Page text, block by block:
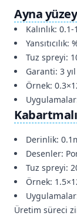
Ayna
Kalınlık:
Yansıtıcılık:
Tuz spreyi:
Garanti: 3 yıl
Örnek:
Derinlik:
Desenler:
Tuz spreyi:
Örnek:
Üretim süreci